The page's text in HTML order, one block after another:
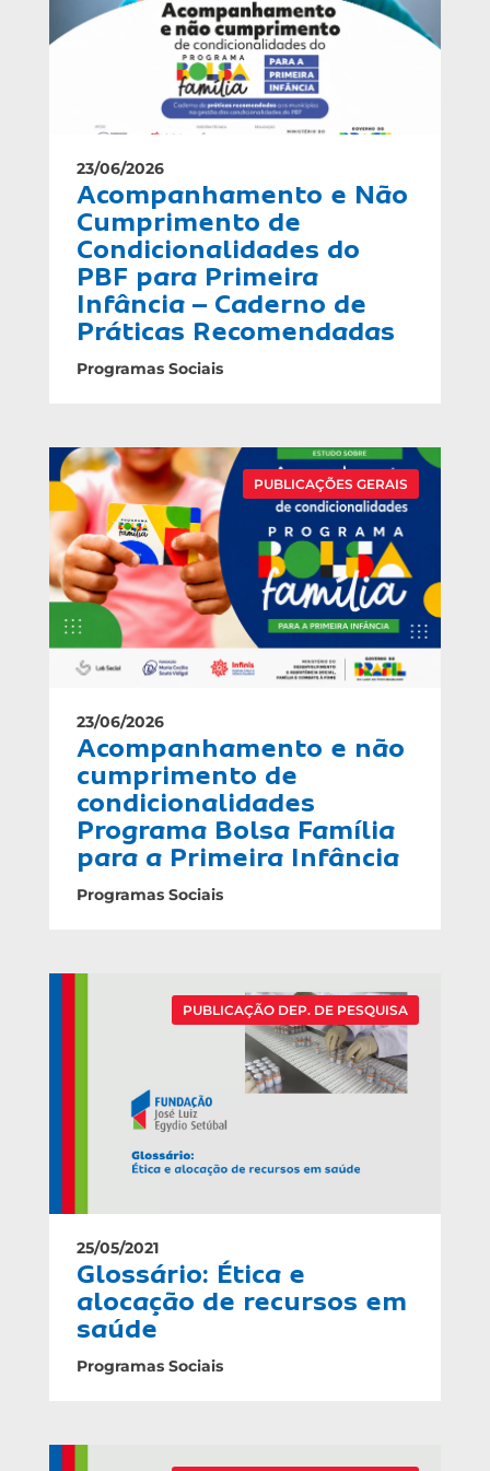
23/06/2026
Acompanhamento e Não
Cumprimento de
Condicionalidades do
PBF para Primeira
Infância – Caderno de
Práticas Recomendadas
Programas Sociais
PUBLICAÇÕES GERAIS
23/06/2026
Acompanhamento e não
cumprimento de
condicionalidades
Programa Bolsa Família
para a Primeira Infância
Programas Sociais
PUBLICAÇÃO DEP. DE PESQUISA
25/05/2021
Glossário: Ética e
alocação de recursos em
saúde
Programas Sociais